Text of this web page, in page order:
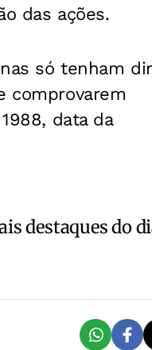
das ações.
só tenham
comprovarem
data da
destaques do